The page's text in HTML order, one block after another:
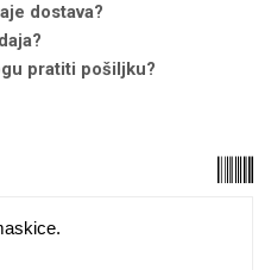
dostava?
pratiti pošiljku?